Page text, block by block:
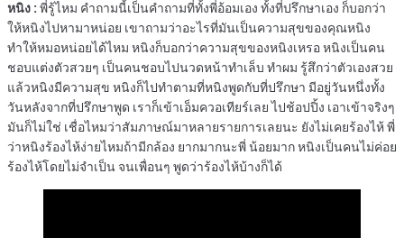
หนิง :พี่รู้ไหม คำถามนี้เป็นคำถามที่ทั้งพี่อ้อมเอง ทั้งที่ปรึกษาเอง ก็บอกว่า
ให้หนิงไปหามาหน่อย เขาถามว่าอะไรที่มันเป็นความสุขของคุณหนิง
ทำให้หมอหน่อยได้ไหม หนิงก็บอกว่าความสุขของหนิงเหรอ หนิงเป็นคน
ชอบแต่งตัวสวยๆ เป็นคนชอบไปนวดหน้าทำเล็บ ทำผม รู้สึกว่าตัวเองสวย
แล้วหนิงมีความสุข หนิงก็ไปทำตามที่หนิงพูดกับที่ปรึกษา มีอยู่วันหนึ่งทั้ง
วันหลังจากที่ปรึกษาพูด เราก็เข้าเอ็มควอเทียร์เลย ไปช้อปปิ้ง เอาเข้าจริงๆ
มันก็ไม่ใช่ เชื่อไหมว่าสัมภาษณ์มาหลายรายการเลยนะ ยังไม่เคยร้องไห้ พี่
ว่าหนิงร้องไห้ง่ายไหมถ้ามีกล้อง ยากมากนะพี่ น้อยมาก หนิงเป็นคนไม่ค่อย
ร้องไห้โดยไม่จำเป็น จนเพื่อนๆ พูดว่าร้องไห้บ้างก็ได้